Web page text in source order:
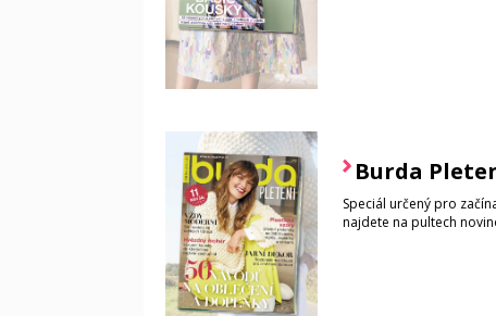
Burda
Speciál určený pro
najdete na pultech